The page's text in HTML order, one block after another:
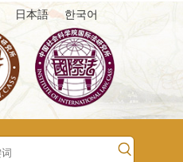
日本語 한국어